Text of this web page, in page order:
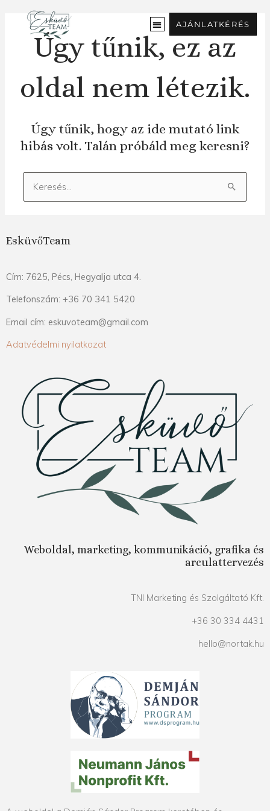
tartalomra
AJÁNLATKÉRÉS
Úgy tűnik, ez az
oldal nem létezik.
Úgy tűnik, hogy az ide mutató link
hibás volt. Talán próbáld meg keresni?
Keresés:
EsküvőTeam
Cím: 7625, Pécs, Hegyalja utca 4.
Telefonszám: +36 70 341 5420
Email cím: eskuvoteam@gmail.com
Adatvédelmi nyilatkozat
Weboldal, marketing, kommunikáció, grafika és
arculattervezés
TNI Marketing és Szolgáltató Kft.
+36 30 334 4431
hello@nortak.hu